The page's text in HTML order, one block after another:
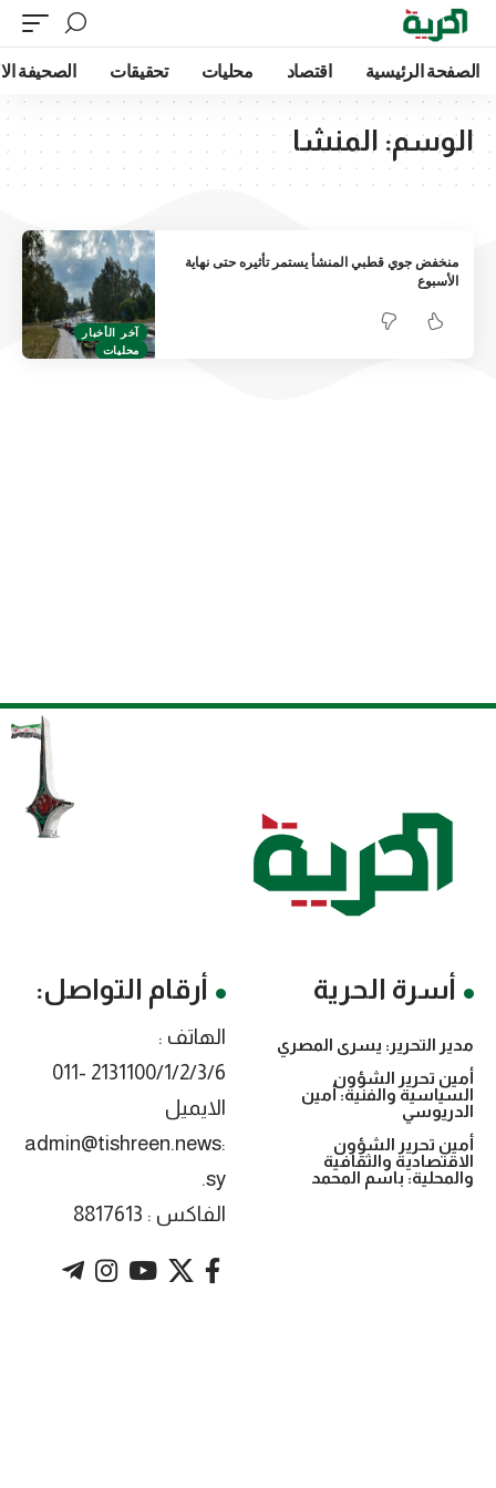
الصفحة الرئيسية اقتصاد محليات تحقيقات الصحيفة
الوسم: المنشا
آخر الأخبار
محليات
منخفض جوي قطبي المنشأ يستمر تأثيره حتى نهاية
الأسبوع
أسرة الحرية
مدير التحرير: يسرى المصري
أمين تحرير الشؤون
السياسية والفنية: أمين
الدريوسي
أمين تحرير الشؤون
الاقتصادية والثقافية
والمحلية: باسم المحمد
أرقام التواصل:
الهاتف :
2131100/1/2/3/6 -011
الايميل
:admin@tishreen.news
.sy
الفاكس : 8817613